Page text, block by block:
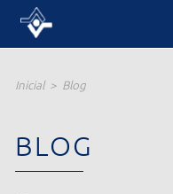
BLOG